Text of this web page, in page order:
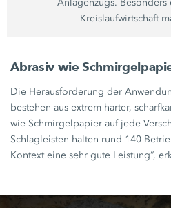
Anlagenzugs.
Kreislaufwirtschaft
Abrasiv wie
Die Herausforderung der
bestehen aus extrem harter,
wie Schmirgelpapier auf jede
Schlagleisten halten rund 140
Kontext eine sehr gute Leistung“,